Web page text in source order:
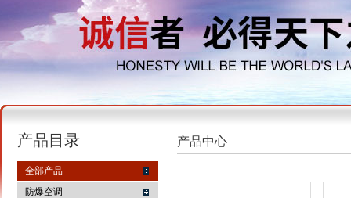
产品目录
全部产品
防爆空调
产品中心